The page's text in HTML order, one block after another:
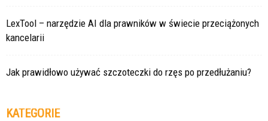
LexTool – narzędzie AI dla prawników w świecie przeciążonych
kancelarii
Jak prawidłowo używać szczoteczki do rzęs po przedłużaniu?
KATEGORIE